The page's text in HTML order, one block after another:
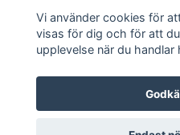
Läs mer
© 2026
Vi använder cookies för
visas för dig och för att
upplevelse när du handlar